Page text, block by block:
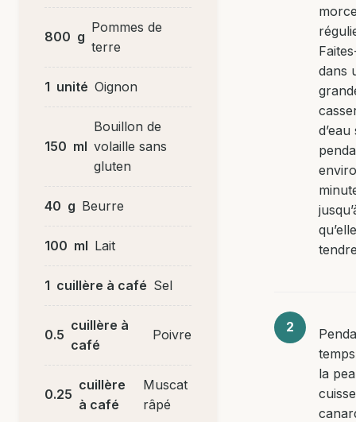
800 g
Pommes de
terre
1 unité Oignon
150 ml
Bouillon de
volaille sans
gluten
40 g Beurre
100 ml Lait
1 cuillère à café Sel
0.5
cuillère à
café
Poivre
0.25
cuillère
à café
Muscat
râpé
dans
d’eau
la